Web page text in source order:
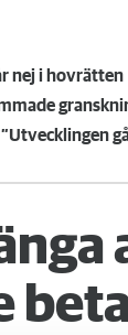
nej i hovrätten